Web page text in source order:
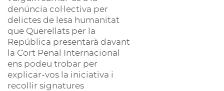
denúncia col·lectiva per
delictes de lesa humanitat
que Querellats per la
República presentarà davant
la Cort Penal Internacional
ens podeu trobar per
explicar-vos la iniciativa i
recollir signatures